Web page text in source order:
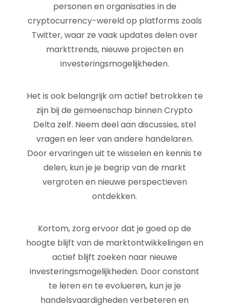
personen en organisaties in de
cryptocurrency-wereld op platforms zoals
Twitter, waar ze vaak updates delen over
markttrends, nieuwe projecten en
investeringsmogelijkheden.
Het is ook belangrijk om actief betrokken te
zijn bij de gemeenschap binnen Crypto
Delta zelf. Neem deel aan discussies, stel
vragen en leer van andere handelaren.
Door ervaringen uit te wisselen en kennis te
delen, kun je je begrip van de markt
vergroten en nieuwe perspectieven
ontdekken.
Kortom, zorg ervoor dat je goed op de
hoogte blijft van de marktontwikkelingen en
actief blijft zoeken naar nieuwe
investeringsmogelijkheden. Door constant
te leren en te evolueren, kun je je
handelsvaardigheden verbeteren en